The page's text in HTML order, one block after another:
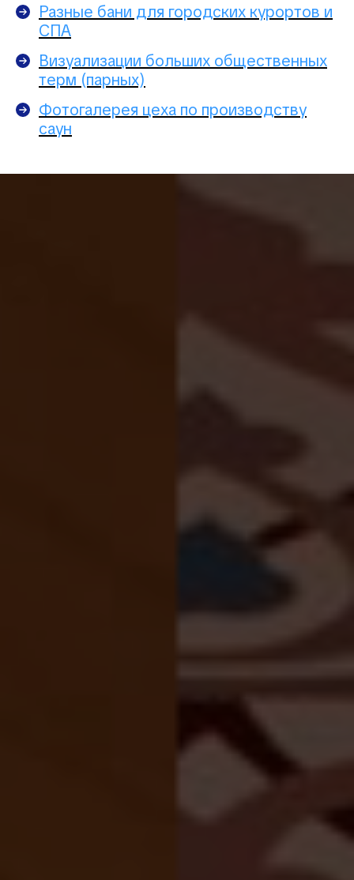
Разные бани для городских курортов и
СПА
Визуализации больших общественных
терм (парных)
Фотогалерея цеха по производству
саун